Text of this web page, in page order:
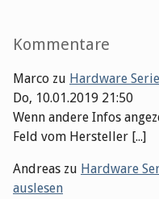
Kommentare
Marco zu Hardware
Do, 10.01.2019 21:50
Wenn andere Infos
Feld vom Hersteller [...]
Andreas zu Hardware
auslesen